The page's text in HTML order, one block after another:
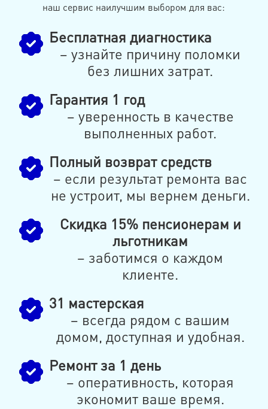
наш сервис наилучшим выбором для вас:
Бесплатная диагностика
– узнайте причину поломки
без лишних затрат.
Гарантия 1 год
– уверенность в качестве
выполненных работ.
Полный возврат средств
– если результат ремонта вас
не устроит, мы вернем деньги.
Скидка 15% пенсионерам и
льготникам
– заботимся о каждом
клиенте.
31 мастерская
– всегда рядом с вашим
домом, доступная и удобная.
Ремонт за 1 день
– оперативность, которая
экономит ваше время.